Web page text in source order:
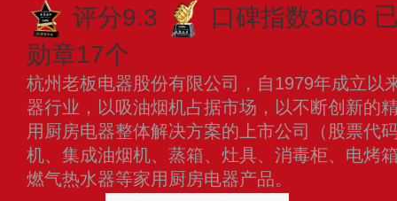
评分9.3
口碑指数3606
勋章17个
杭州老板电器股份有限公司，自1979年成立以
器行业，以吸油烟机占据市场，以不断创新的
用厨房电器整体解决方案的上市公司（股票代
机、集成油烟机、蒸箱、灶具、消毒柜、电烤
燃气热水器等家用厨房电器产品。